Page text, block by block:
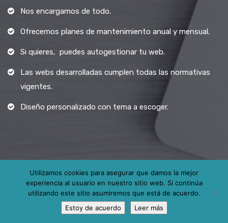
Nos encargamos de todo.
Ofrecemos planes de mantenimiento anual y mensual.
Si quieres, puedes autogestionar tu web.
Las webs desarrolladas cumplen todas las normativas
vigentes.
Diseño personalizado con tema a escoger.
Todos los derechos reservados.
Utilizamos cookies para asegurar que damos la mejor
experiencia al usuario en nuestro sitio web. Si continúa
utilizando este sitio asumiremos que está de acuerdo.
Estoy de acuerdo
Leer más